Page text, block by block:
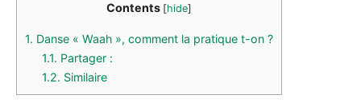
Contents [hide]
1. Danse « Waah », comment la pratique t-on ?
1.1. Partager :
1.2. Similaire